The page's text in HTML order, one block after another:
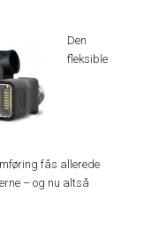
Den
fleksible
fås allerede
– og nu altså